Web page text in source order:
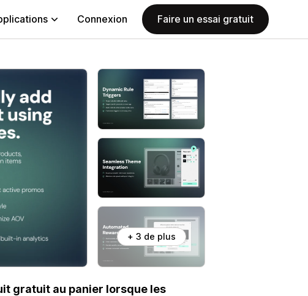
Connexion Faire un essai gratuit
+ 3 de plus
gratuit au panier lorsque les